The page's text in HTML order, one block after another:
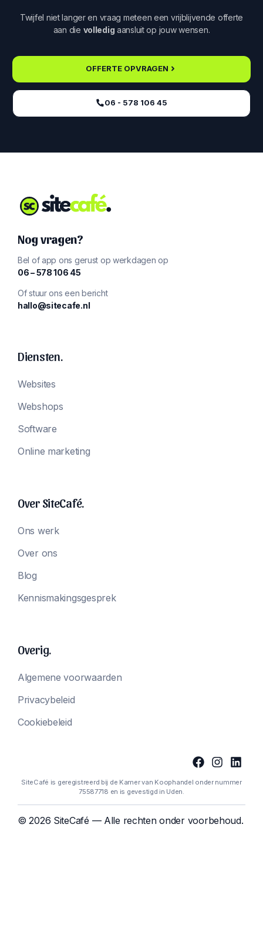
Twijfel niet langer en vraag meteen een vrijblijvende offerte
aan die volledig aansluit op jouw wensen.
OFFERTE OPVRAGEN
06 - 578 106 45‬
Nog vragen?
Bel of app ons gerust op werkdagen op
‪06 – 578 106 45‬
Of stuur ons een bericht
hallo@sitecafe.nl
Diensten.
Websites
Webshops
Software
Online marketing
Over SiteCafé.
Ons werk
Over ons
Blog
Kennismakingsgesprek
Overig.
Algemene voorwaarden
Privacybeleid
Cookiebeleid
SiteCafé is geregistreerd bij de Kamer van Koophandel onder nummer
75587718 en is gevestigd in Uden.
© 2026 SiteCafé — Alle rechten onder voorbehoud.